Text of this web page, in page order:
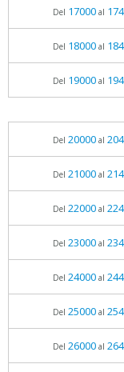
Del 17000al
Del 18000al
Del 19000al
Del 20000al
Del 21000al
Del 22000al
Del 23000al
Del 24000al
Del 25000al
Del 26000al